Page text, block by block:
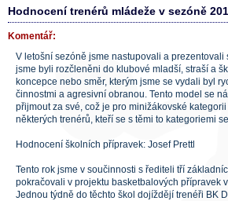
Hodnocení trenérů mládeže v sezóně
Komentář:
V letošní sezóně jsme nastupovali a
jsme byli rozčleněni do klubové mladší, straší a
koncepce nebo směr, kterým jsme se vydali byl
činnostmi a agresivní obranou. Tento model se
přijmout za své, což je pro minižákovské
některých trenérů, kteří se s těmi to kategoriemi
Hodnocení školních přípravek: Josef Prettl
Tento rok jsme v součinnosti s řediteli tří
pokračovali v projektu basketbalových přípravek
Jednou týdně do těchto škol dojíždějí trenéři BK